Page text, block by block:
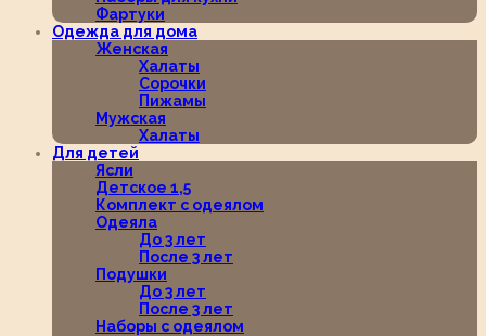
Фартуки
Одежда для дома
Женская
Халаты
Сорочки
Пижамы
Мужская
Халаты
Для детей
Ясли
Детское 1,5
Комплект с одеялом
Одеяла
До 3 лет
После 3 лет
Подушки
До 3 лет
После 3 лет
Наборы с одеялом